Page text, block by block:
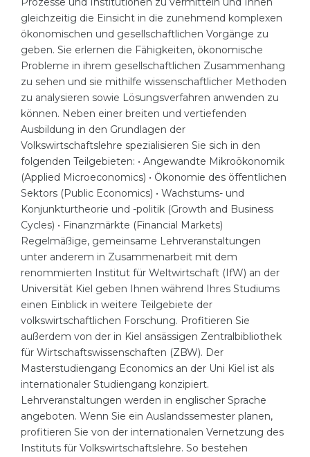
CONSULTATION!
Other Country
BOOK A CONSULTATION
gleichzeitig die Einsicht in die zunehmend komplexen
ökonomischen und gesellschaftlichen Vorgänge zu
geben. Sie erlernen die Fähigkeiten, ökonomische
Probleme in ihrem gesellschaftlichen Zusammenhang
zu sehen und sie mithilfe wissenschaftlicher Methoden
zu analysieren sowie Lösungsverfahren anwenden zu
können. Neben einer breiten und vertiefenden
Ausbildung in den Grundlagen der
Volkswirtschaftslehre spezialisieren Sie sich in den
folgenden Teilgebieten: • Angewandte Mikroökonomik
(Applied Microeconomics) • Ökonomie des öffentlichen
Sektors (Public Economics) • Wachstums- und
Konjunkturtheorie und -politik (Growth and Business
Cycles) • Finanzmärkte (Financial Markets)
Regelmäßige, gemeinsame Lehrveranstaltungen
unter anderem in Zusammenarbeit mit dem
renommierten Institut für Weltwirtschaft (IfW) an der
Universität Kiel geben Ihnen während Ihres Studiums
einen Einblick in weitere Teilgebiete der
volkswirtschaftlichen Forschung. Profitieren Sie
außerdem von der in Kiel ansässigen Zentralbibliothek
für Wirtschaftswissenschaften (ZBW). Der
Masterstudiengang Economics an der Uni Kiel ist als
internationaler Studiengang konzipiert.
Lehrveranstaltungen werden in englischer Sprache
angeboten. Wenn Sie ein Auslandssemester planen,
profitieren Sie von der internationalen Vernetzung des
Instituts für Volkswirtschaftslehre. So bestehen